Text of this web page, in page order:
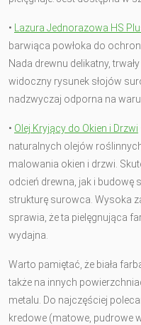
• Lazura Jednorazowa HS
barwiąca powłoka do
Nada drewnu delikatny,
widoczny rysunek słojów
nadzwyczaj odporna na
• Olej Kryjący do Okien i Drzwi
naturalnych olejów
malowania okien i drzwi.
odcień drewna, jak i budowę
strukturę surowca. Wysoka
sprawia, że ta pielęgnująca
wydajna.
Warto pamiętać, że biała
także na innych
metalu. Do najczęściej
kredowe (matowe, pudrowe